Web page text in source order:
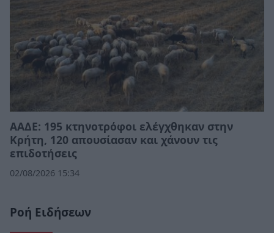
ΑΑΔΕ: 195 κτηνοτρόφοι ελέγχθηκαν στην
Κρήτη, 120 απουσίασαν και χάνουν τις
επιδοτήσεις
02/08/2026 15:34
Ροή Ειδήσεων